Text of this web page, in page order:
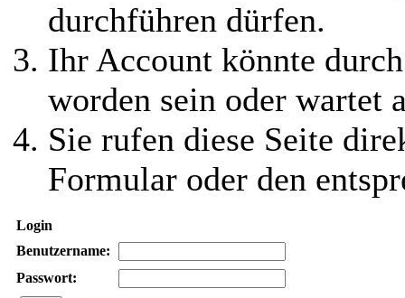
durchführen dürfen.
Ihr Account könnte
worden sein oder wartet
Sie rufen diese Seite
Formular oder den
Login
Benutzername:
Passwort: